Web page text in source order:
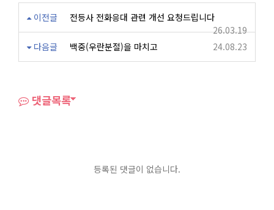
이전글
전등사 전화응대 관련 개선 요청드립니다
26.03.19
다음글
백중(우란분절)을 마치고 24.08.23
댓글목록
등록된 댓글이 없습니다.